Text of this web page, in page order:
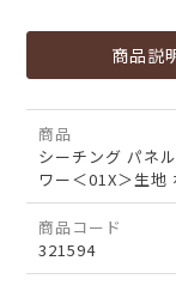
商品説
商品
シーチング パネ
ワー＜01X＞生地
商品コード
321594